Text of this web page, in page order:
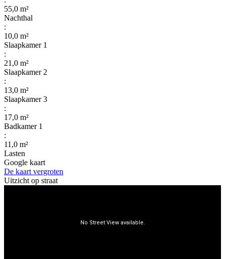
55,0 m²
Nachthal
:
10,0 m²
Slaapkamer 1
:
21,0 m²
Slaapkamer 2
:
13,0 m²
Slaapkamer 3
:
17,0 m²
Badkamer 1
:
11,0 m²
Lasten
Google kaart
De kaart vergroten
Uitzicht op straat